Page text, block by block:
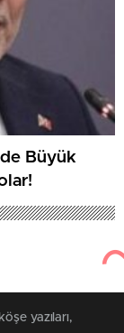
Büyük
yazıları,